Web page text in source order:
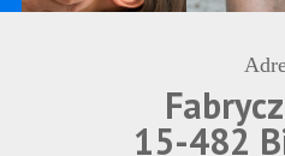
15-482